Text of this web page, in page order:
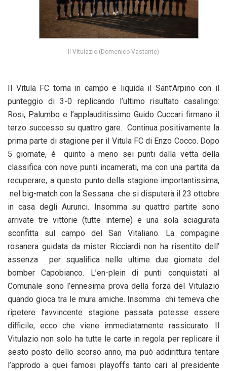
Il Vitulazio (Domenico Vastante)
Il Vitula FC torna in campo e liquida il Sant’Arpino con il
punteggio di 3-0 replicando l’ultimo risultato casalingo:
Rosi, Palumbo e l’applauditissimo Guido Cuccari firmano il
terzo successo su quattro gare. Continua positivamente la
prima parte di stagione per il Vitula FC di Enzo Cocco. Dopo
5 giornate, è quinto a meno sei punti dalla vetta della
classifica con nove punti incamerati, ma con una partita da
recuperare, a questo punto della stagione importantissima,
nel big-match con la Sessana che si disputerà il 23 ottobre
in casa degli Aurunci. Insomma su quattro partite sono
arrivate tre vittorie (tutte interne) e una sola sciagurata
sconfitta sul campo del San Vitaliano. La compagine
rosanera guidata da mister Ricciardi non ha risentito dell’
assenza per squalifica nelle ultime due giornate del
bomber Capobianco. L’en-plein di punti conquistati al
Comunale sono l’ennesima prova della forza del Vitulazio
quando gioca tra le mura amiche. Insomma chi temeva che
ripetere l’avvincente stagione passata potesse essere
difficile, ecco che viene immediatamente rassicurato. Il
Vitulazio non solo ha tutte le carte in regola per replicare il
sesto posto dello scorso anno, ma può addirittura tentare
l’approdo a quei famosi playoffs tanto cari al presidente